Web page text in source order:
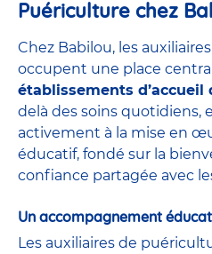
Puériculture chez
Chez Babilou, les
occupent une place
établissements
delà des soins quotidiens,
activement à la mise en
éducatif, fondé sur la
confiance partagée avec
Un accompagnement
Les auxiliaires de